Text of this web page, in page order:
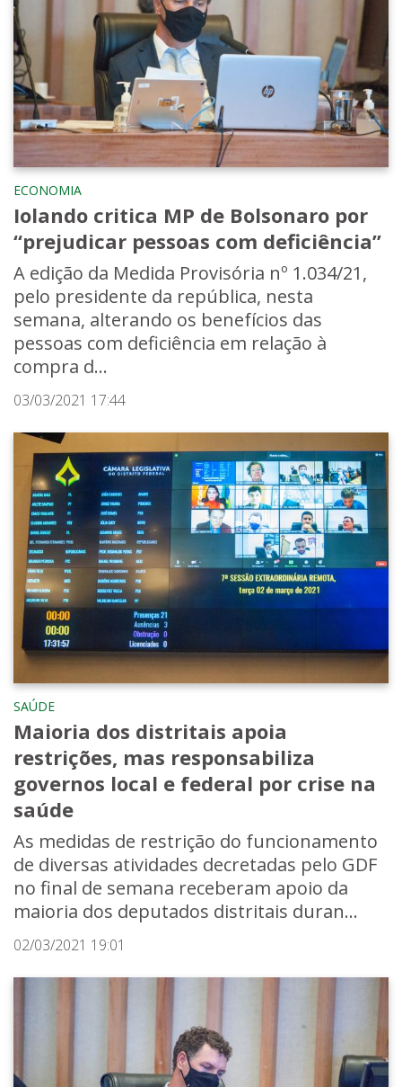
ECONOMIA
Iolando critica MP de Bolsonaro por
“prejudicar pessoas com deficiência”
A edição da Medida Provisória nº 1.034/21,
pelo presidente da república, nesta
semana, alterando os benefícios das
pessoas com deficiência em relação à
compra d...
03/03/2021 17:44
SAÚDE
Maioria dos distritais apoia
restrições, mas responsabiliza
governos local e federal por crise na
saúde
As medidas de restrição do funcionamento
de diversas atividades decretadas pelo GDF
no final de semana receberam apoio da
maioria dos deputados distritais duran...
02/03/2021 19:01